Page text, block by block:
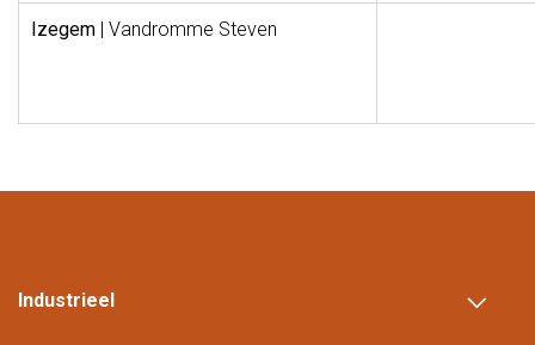
Izegem | Vandromme Steven
Industrieel